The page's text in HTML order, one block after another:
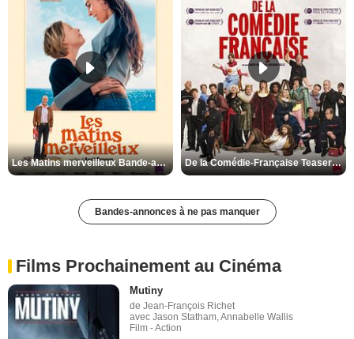
Les Matins merveilleux Bande-annonce VF De la Comédie-Française Teaser VF
Bandes-annonces à ne pas manquer
Films Prochainement au Cinéma
Mutiny
de Jean-François Richet
avec Jason Statham, Annabelle Wallis
Film - Action